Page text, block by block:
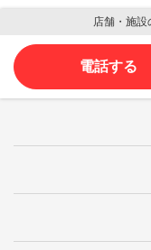
店舗・施
電話する